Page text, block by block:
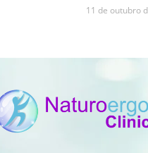
11 de outubro